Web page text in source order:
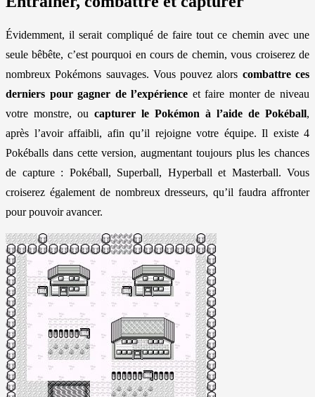
Évidemment, il serait compliqué de faire tout ce chemin avec une
seule bêbête, c’est pourquoi en cours de chemin, vous croiserez de
nombreux Pokémons sauvages. Vous pouvez alors combattre ces
derniers pour gagner de l’expérience et faire monter de niveau
votre monstre, ou capturer le Pokémon à l’aide de Pokéball,
après l’avoir affaibli, afin qu’il rejoigne votre équipe. Il existe 4
Pokéballs dans cette version, augmentant toujours plus les chances
de capture : Pokéball, Superball, Hyperball et Masterball. Vous
croiserez également de nombreux dresseurs, qu’il faudra affronter
pour pouvoir avancer.